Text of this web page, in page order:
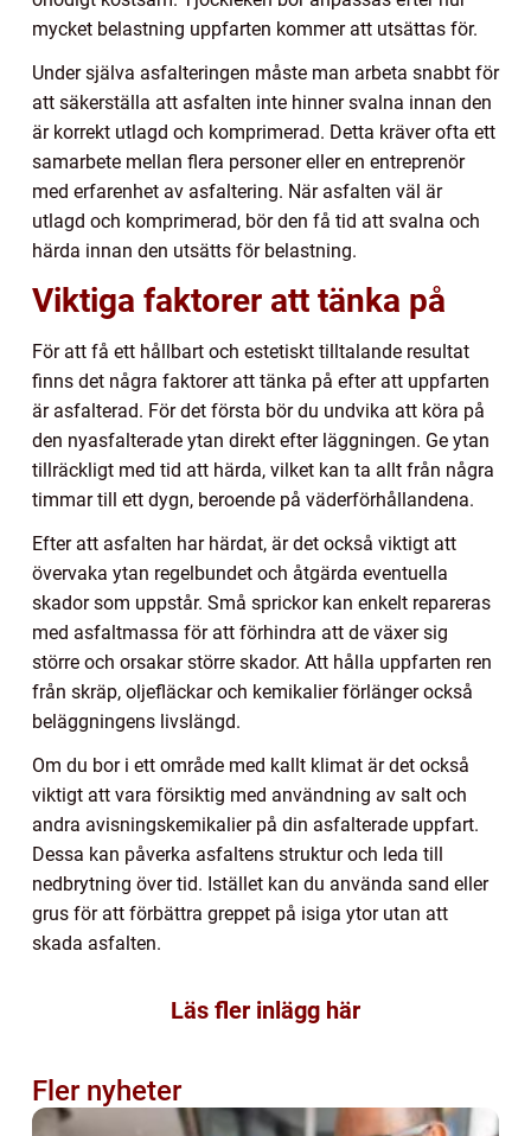
mycket belastning uppfarten kommer att utsättas för.
Under själva asfalteringen måste man arbeta snabbt för
att säkerställa att asfalten inte hinner svalna innan den
är korrekt utlagd och komprimerad. Detta kräver ofta ett
samarbete mellan flera personer eller en entreprenör
med erfarenhet av asfaltering. När asfalten väl är
utlagd och komprimerad, bör den få tid att svalna och
härda innan den utsätts för belastning.
Viktiga faktorer att tänka på
För att få ett hållbart och estetiskt tilltalande resultat
finns det några faktorer att tänka på efter att uppfarten
är asfalterad. För det första bör du undvika att köra på
den nyasfalterade ytan direkt efter läggningen. Ge ytan
tillräckligt med tid att härda, vilket kan ta allt från några
timmar till ett dygn, beroende på väderförhållandena.
Efter att asfalten har härdat, är det också viktigt att
övervaka ytan regelbundet och åtgärda eventuella
skador som uppstår. Små sprickor kan enkelt repareras
med asfaltmassa för att förhindra att de växer sig
större och orsakar större skador. Att hålla uppfarten ren
från skräp, oljefläckar och kemikalier förlänger också
beläggningens livslängd.
Om du bor i ett område med kallt klimat är det också
viktigt att vara försiktig med användning av salt och
andra avisningskemikalier på din asfalterade uppfart.
Dessa kan påverka asfaltens struktur och leda till
nedbrytning över tid. Istället kan du använda sand eller
grus för att förbättra greppet på isiga ytor utan att
skada asfalten.
Läs fler inlägg här
Fler nyheter